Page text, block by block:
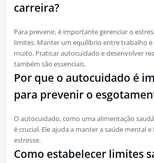
carreira?
Para prevenir, é importante gerenciar o
limites. Manter um equilíbrio entre trabalho e
muito. Praticar autocuidado e desenvolver
também são essenciais.
Por que o autocuidado é
para prevenir o
O autocuidado, como uma alimentação
é crucial. Ele ajuda a manter a saúde mental
estresse.
Como estabelecer limites